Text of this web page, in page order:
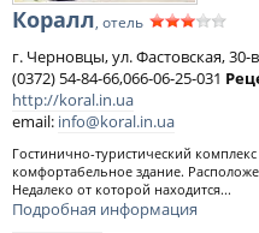
Коралл, отель
г. Черновцы, ул. Фастовская, 30-в
(0372) 54-84-66,066-06-25-031
http://koral.in.ua
email: info@koral.in.ua
Гостинично-туристический
комфортабельное здание.
Недалеко от которой находится...
Подробная информация